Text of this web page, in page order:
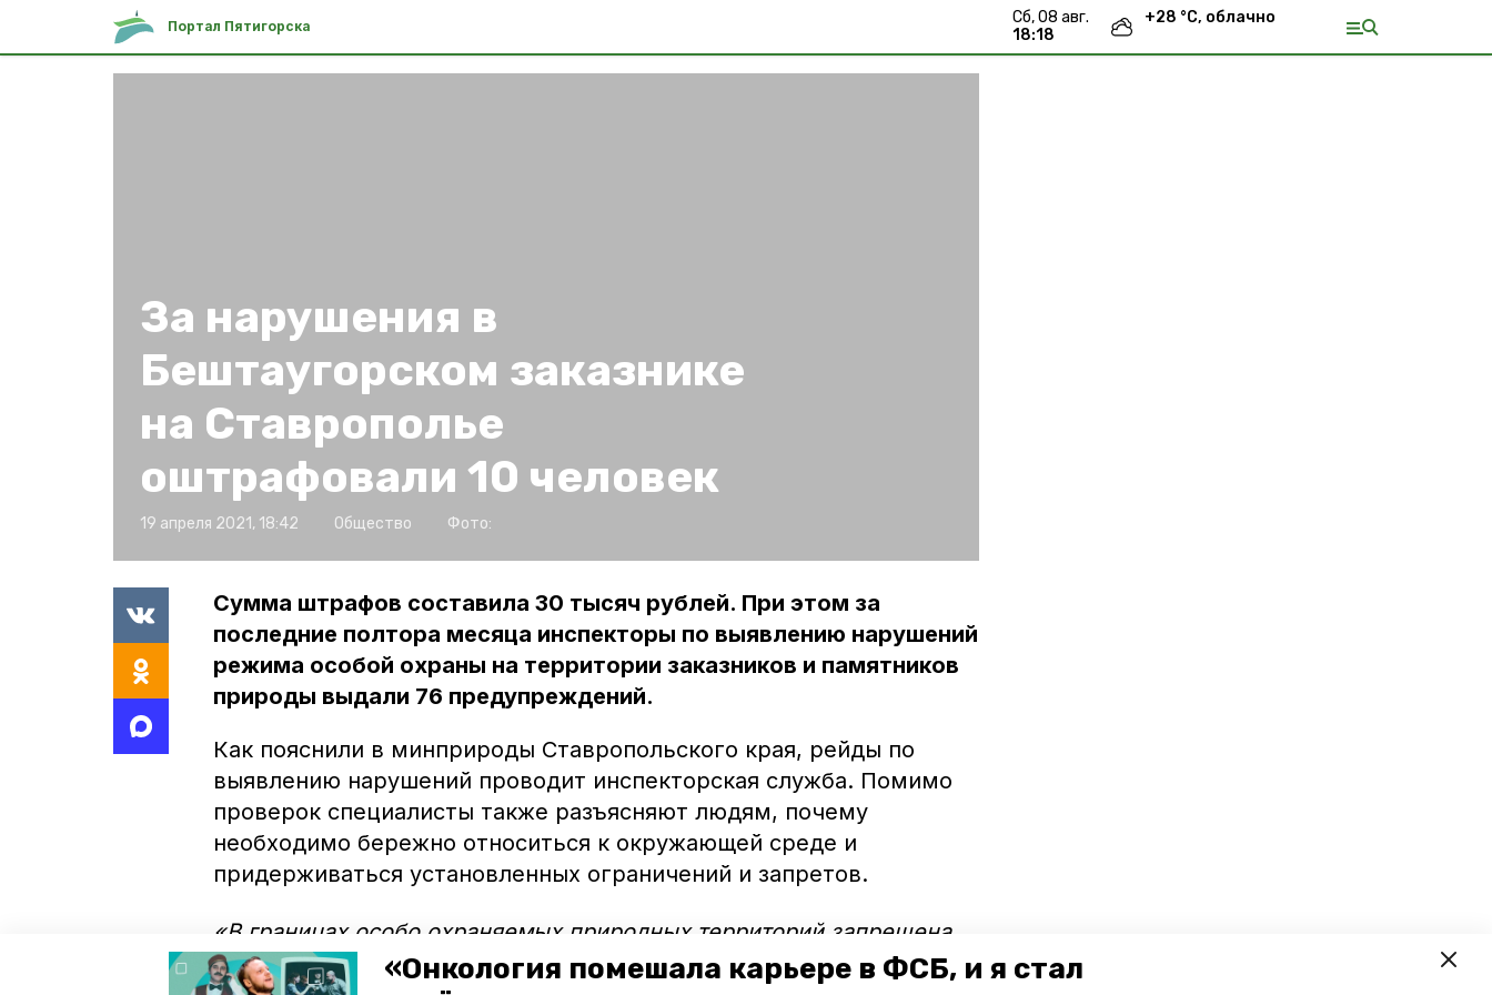
«Онкология помешала карьере в ФСБ, и я стал
Портал Пятигорска
сб, 08 авг.
18:18
+28 °С, облачно
За нарушения в
Бештаугорском заказнике
на Ставрополье
оштрафовали 10 человек
19 апреля 2021, 18:42 Общество Фото:
Сумма штрафов составила 30 тысяч рублей. При этом за
последние полтора месяца инспекторы по выявлению нарушений
режима особой охраны на территории заказников и памятников
природы выдали 76 предупреждений.
Как пояснили в минприроды Ставропольского края, рейды по
выявлению нарушений проводит инспекторская служба. Помимо
проверок специалисты также разъясняют людям, почему
необходимо бережно относиться к окружающей среде и
придерживаться установленных ограничений и запретов.
«В границах особо охраняемых природных территорий запрещена
любая деятельность, наносящая вред окружающей среде, в том